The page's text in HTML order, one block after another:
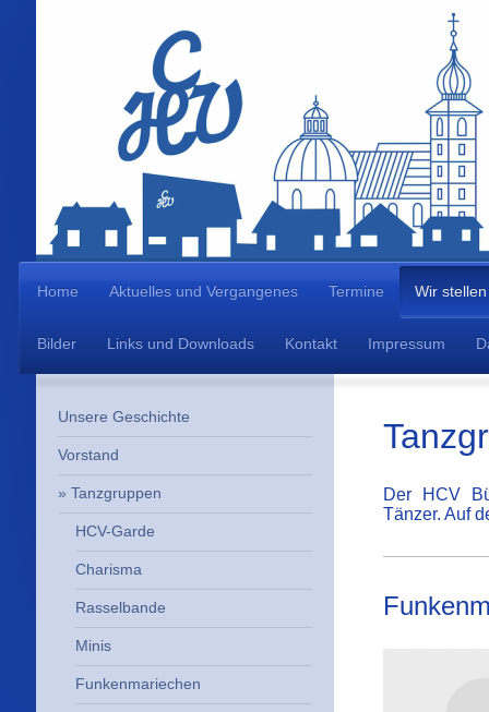
Home Aktuelles und Vergangenes Termine Wir
Bilder Links und Downloads Kontakt Impressum
Der HCV
Tänzer. Auf
Unsere Geschichte
Vorstand
Tanzgruppen
HCV-Garde
Charisma
Rasselbande
Minis
Funkenmariechen